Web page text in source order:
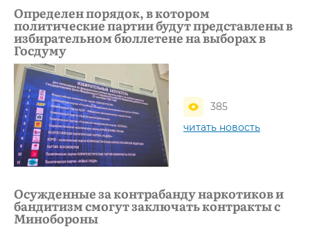
Определен порядок, в котором
политические партии будут представлены в
избирательном бюллетене на выборах в
Госдуму
385
читать новость
Осужденные за контрабанду наркотиков и
бандитизм смогут заключать контракты с
Минобороны